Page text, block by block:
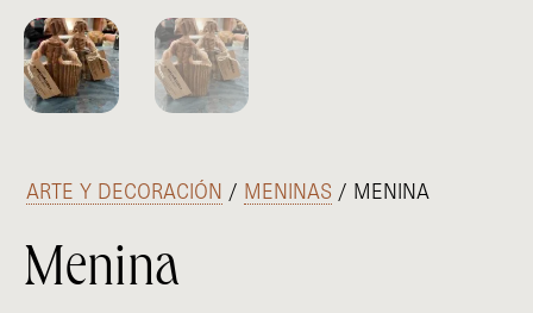
ARTE Y DECORACIÓN / MENINAS / MENINA
Menina